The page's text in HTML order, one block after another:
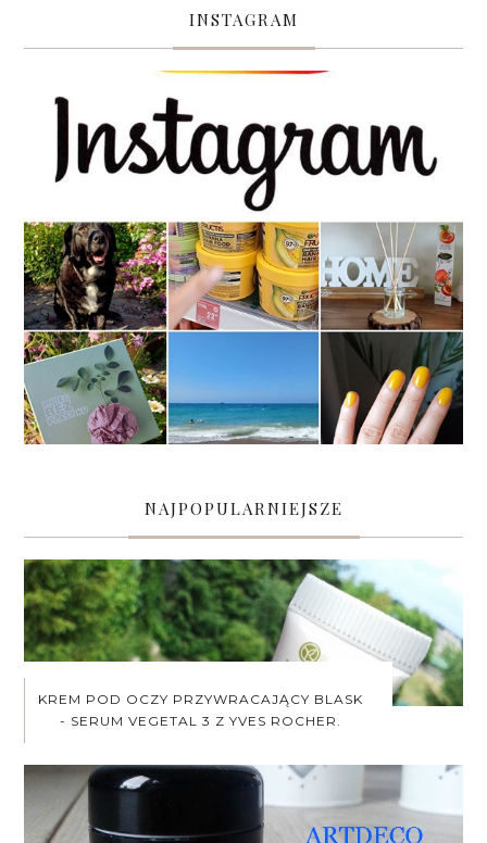
INSTAGRAM
NAJPOPULARNIEJSZE
KREM POD OCZY PRZYWRACAJĄCY BLASK
- SERUM VEGETAL 3 Z YVES ROCHER.